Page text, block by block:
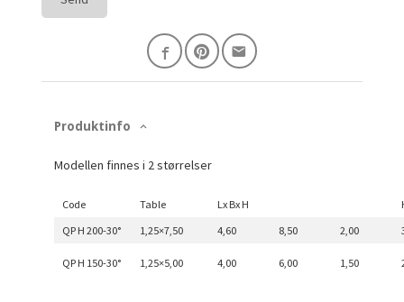
Produktinfo
Modellen finnes i 2 størrelser
Code Table Lx Bx H
QP H 200-30°
1,25×7,50 4,60 8,50 2,00
QP H 150-30° 1,25×5,00 4,00 6,00 1,50